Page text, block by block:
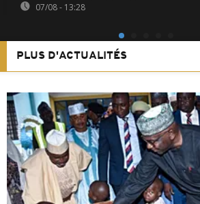
07/08 - 13:28
PLUS D'ACTUALITÉS